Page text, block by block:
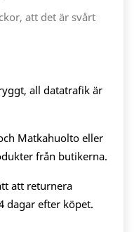
att det är svårt
all datatrafik är
Matkahuolto eller
från butikerna.
att returnera
dagar efter köpet.